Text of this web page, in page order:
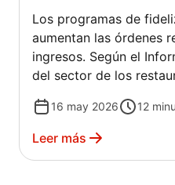
Los programas de
aumentan las órdenes
ingresos. Según el
del sector de los
mayor frecuencia en
participa activamente
16 may 2026 12
Leer más